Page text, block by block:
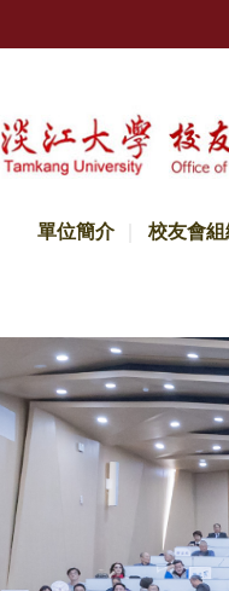
單位簡介 校友會